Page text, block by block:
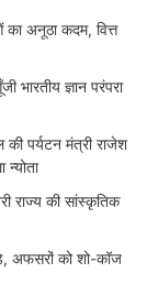
का अनूठा कदम, वित्त
भारतीय ज्ञान परंपरा
की पर्यटन मंत्री राजेश
राज्य की सांस्कृतिक
अफसरों को शो-कॉज